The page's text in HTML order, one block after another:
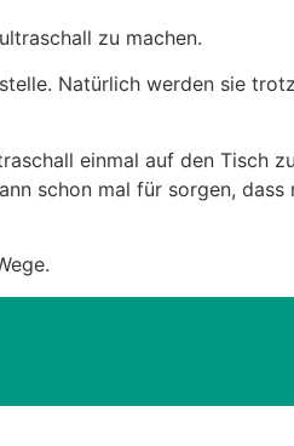
zu machen.
Natürlich werden sie
einmal auf den Tisch zu
schon mal für sorgen, dass